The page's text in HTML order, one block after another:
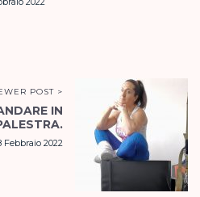
POST >
IN
Febbraio 2022